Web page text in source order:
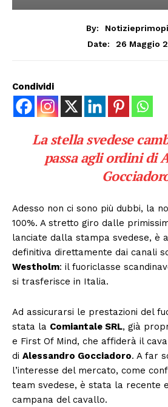
By:
Date:
26 Maggio
Condividi
La stella svedese
passa agli ordini di
Adesso non ci sono più dubbi, la
100%. A stretto giro dalle
lanciate dalla stampa svedese, è
definitiva direttamente dai canali
Westholm: il fuoriclasse
si trasferisce in Italia.
Ad assicurarsi le prestazioni del
stata la Comiantale SRL, già
e First Of Mind, che affiderà il
di Alessandro Gocciadoro. A far
l’interesse del mercato, come
team svedese, è stata la recente
campana del cavallo.